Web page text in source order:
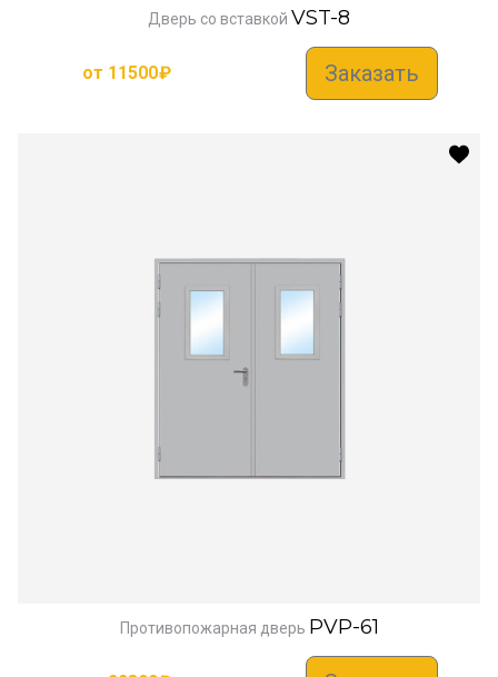
Дверь со вставкой VST-8
от 11500₽ Заказать
Противопожарная дверь PVP-61